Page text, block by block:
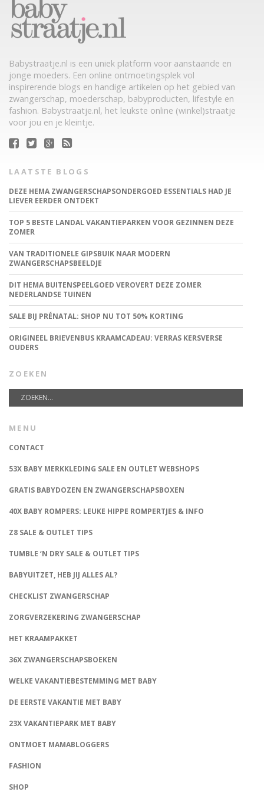
Babystraatje.nl is een uniek platform voor aanstaande en
jonge moeders. Een online ontmoetingsplek vol
inspirerende blogs en handige artikelen op het gebied van
zwangerschap, moederschap, babyproducten, lifestyle en
fashion. Babystraatje.nl, het leukste online (winkel)straatje
voor jou en je kleintje.
LAATSTE BLOGS
DEZE HEMA ZWANGERSCHAPSONDERGOED ESSENTIALS HAD JE
LIEVER EERDER ONTDEKT
TOP 5 BESTE LANDAL VAKANTIEPARKEN VOOR GEZINNEN DEZE
ZOMER
VAN TRADITIONELE GIPSBUIK NAAR MODERN
ZWANGERSCHAPSBEELDJE
DIT HEMA BUITENSPEELGOED VEROVERT DEZE ZOMER
NEDERLANDSE TUINEN
SALE BIJ PRÉNATAL: SHOP NU TOT 50% KORTING
ORIGINEEL BRIEVENBUS KRAAMCADEAU: VERRAS KERSVERSE
OUDERS
ZOEKEN
MENU
CONTACT
53X BABY MERKKLEDING SALE EN OUTLET WEBSHOPS
GRATIS BABYDOZEN EN ZWANGERSCHAPSBOXEN
40X BABY ROMPERS: LEUKE HIPPE ROMPERTJES & INFO
Z8 SALE & OUTLET TIPS
TUMBLE ‘N DRY SALE & OUTLET TIPS
BABYUITZET, HEB JIJ ALLES AL?
CHECKLIST ZWANGERSCHAP
ZORGVERZEKERING ZWANGERSCHAP
HET KRAAMPAKKET
36X ZWANGERSCHAPSBOEKEN
WELKE VAKANTIEBESTEMMING MET BABY
DE EERSTE VAKANTIE MET BABY
23X VAKANTIEPARK MET BABY
ONTMOET MAMABLOGGERS
FASHION
SHOP